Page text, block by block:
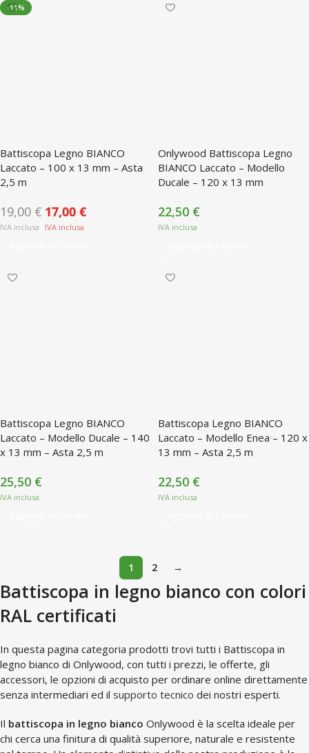
-11%
Battiscopa Legno BIANCO
Laccato – 100 x 13 mm – Asta
2,5 m
19,00 € 17,00 €
Onlywood Battiscopa Legno
BIANCO Laccato – Modello
Ducale – 120 x 13 mm
22,50 €
Battiscopa Legno BIANCO
Laccato – Modello Ducale – 140
x 13 mm – Asta 2,5 m
25,50 €
Battiscopa Legno BIANCO
Laccato – Modello Enea – 120 x
13 mm – Asta 2,5 m
22,50 €
1 2 →
Battiscopa in legno bianco con colori
RAL certificati
In questa pagina categoria prodotti trovi tutti i Battiscopa in
legno bianco di Onlywood, con tutti i prezzi, le offerte, gli
accessori, le opzioni di acquisto per ordinare online direttamente
senza intermediari ed il supporto tecnico dei nostri esperti.
Il battiscopa in legno bianco Onlywood è la scelta ideale per
chi cerca una finitura di qualità superiore, naturale e resistente